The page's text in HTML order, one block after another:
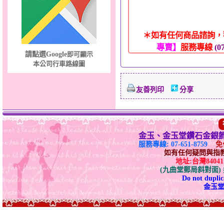
請點選Google即可顯示
本公司行車路線圖
＊如有任何商品諮詢
專賣】 服務專線
友善列印 分享
金玉、金玉堂鑽石金銀
服務專線: 07-651-8759
免
如有任何疑問與指
地址:台灣
(九曲堂郵局斜對面)
Do not
金玉